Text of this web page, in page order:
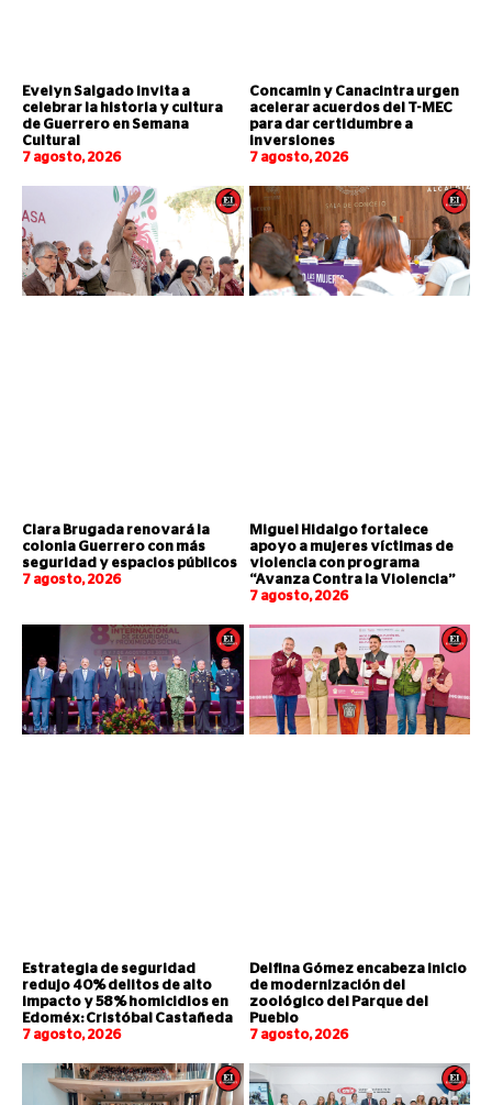
Evelyn Salgado invita a
celebrar la historia y cultura
de Guerrero en Semana
Cultural
7 agosto, 2026
Concamin y Canacintra urgen
acelerar acuerdos del T-MEC
para dar certidumbre a
inversiones
7 agosto, 2026
Clara Brugada renovará la
colonia Guerrero con más
seguridad y espacios públicos
7 agosto, 2026
Miguel Hidalgo fortalece
apoyo a mujeres víctimas de
violencia con programa
“Avanza Contra la Violencia”
7 agosto, 2026
Estrategia de seguridad
redujo 40% delitos de alto
impacto y 58% homicidios en
Edoméx: Cristóbal Castañeda
7 agosto, 2026
Delfina Gómez encabeza inicio
de modernización del
zoológico del Parque del
Pueblo
7 agosto, 2026